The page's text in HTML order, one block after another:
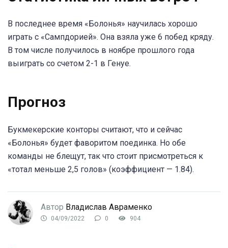
В последнее время «Болонья» научилась хорошо
играть с «Сампдорией». Она взяла уже 6 побед кряду.
В том числе получилось в ноябре прошлого года
выиграть со счетом 2-1 в Генуе.
Прогноз
Букмекерские конторы считают, что и сейчас
«Болонья» будет фаворитом поединка. Но обе
команды не блещут, так что стоит присмотреться к
«тотал меньше 2,5 голов» (коэффициент — 1.84).
Автор Владислав Авраменко
04/09/2022 0 904